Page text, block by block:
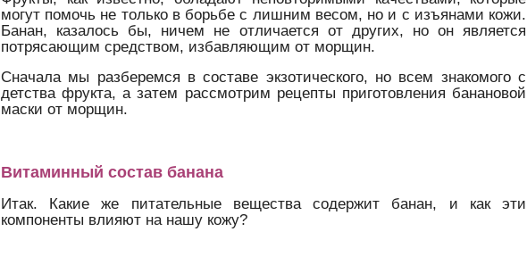
могут помочь не только в борьбе с лишним весом, но и с изъянами кожи.
Банан, казалось бы, ничем не отличается от других, но он является
потрясающим средством, избавляющим от морщин.
Сначала мы разберемся в составе экзотического, но всем знакомого с
детства фрукта, а затем рассмотрим рецепты приготовления банановой
маски от морщин.
Витаминный состав банана
Итак. Какие же питательные вещества содержит банан, и как эти
компоненты влияют на нашу кожу?